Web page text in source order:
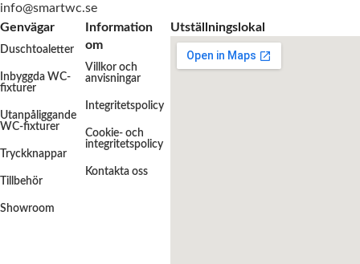
info@smartwc.se
Genvägar
Duschtoaletter
Inbyggda WC-
fixturer
Utanpåliggande
WC-fixturer
Tryckknappar
Tillbehör
Showroom
Information
om
Villkor och
anvisningar
Integritetspolicy
Cookie- och
integritetspolicy
Kontakta oss
Utställningslokal